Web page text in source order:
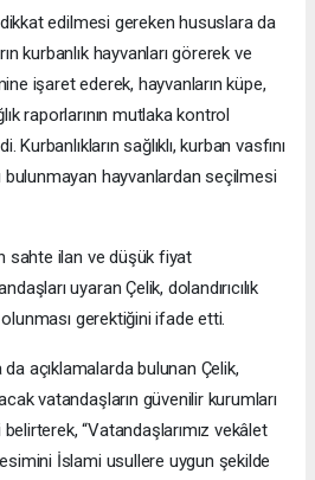
dikkat edilmesi gereken hususlara da
kurbanlık hayvanları görerek ve
işaret ederek, hayvanların küpe,
raporlarının mutlaka kontrol
sağlıklı, kurban vasfını
hayvanlardan seçilmesi
sahte ilan ve düşük fiyat
uyaran Çelik, dolandırıcılık
gerektiğini ifade etti.
da açıklamalarda bulunan Çelik,
vatandaşların güvenilir kurumları
“Vatandaşlarımız vekâlet
İslami usullere uygun şekilde